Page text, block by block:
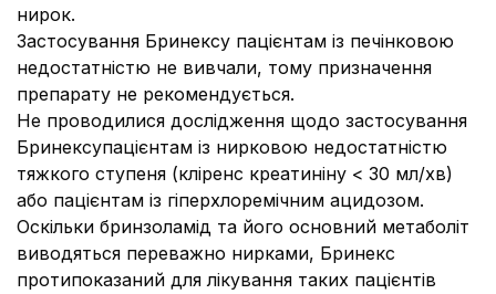
нирок.
Застосування Бринексу пацієнтам із печінковою
недостатністю не вивчали, тому призначення
препарату не рекомендується.
Не проводилися дослідження щодо застосування
Бринексупацієнтам із нирковою недостатністю
тяжкого ступеня (кліренс креатиніну < 30 мл/хв)
або пацієнтам із гіперхлоремічним ацидозом.
Оскільки бринзоламід та його основний метаболіт
виводяться переважно нирками, Бринекс
протипоказаний для лікування таких пацієнтів